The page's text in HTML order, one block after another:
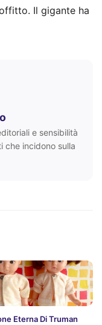
Il gigante ha
e sensibilità
che incidono sulla
Eterna Di Truman